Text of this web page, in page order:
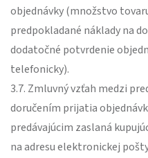
objednávky (množstvo
predpokladané náklady na
dodatočné potvrdenie
telefonicky).
3.7. Zmluvný vzťah medzi
doručením prijatia
predávajúcim zaslaná
na adresu elektronickej